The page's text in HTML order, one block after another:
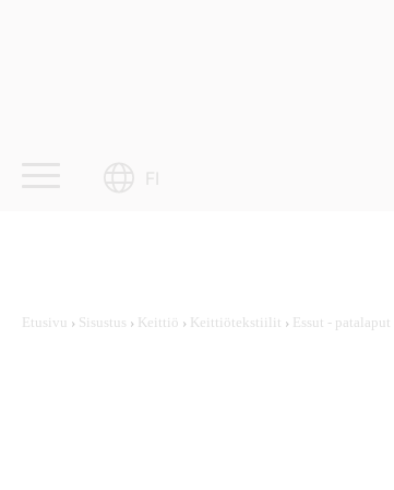
FI
Etusivu › Sisustus › Keittiö › Keittiötekstiilit › Essut - patalaput